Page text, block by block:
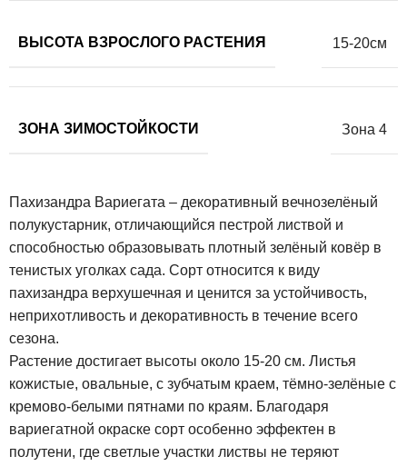
ВЫСОТА ВЗРОСЛОГО РАСТЕНИЯ 15-20см
ЗОНА ЗИМОСТОЙКОСТИ Зона 4
Пахизандра Вариегата – декоративный вечнозелёный
полукустарник, отличающийся пестрой листвой и
способностью образовывать плотный зелёный ковёр в
тенистых уголках сада. Сорт относится к виду
пахизандра верхушечная и ценится за устойчивость,
неприхотливость и декоративность в течение всего
сезона.
Растение достигает высоты около 15-20 см. Листья
кожистые, овальные, с зубчатым краем, тёмно-зелёные с
кремово-белыми пятнами по краям. Благодаря
вариегатной окраске сорт особенно эффектен в
полутени, где светлые участки листвы не теряют